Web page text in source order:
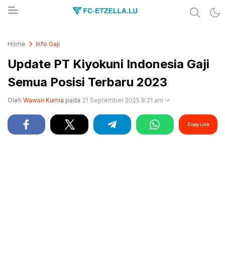
Home Info Gaji
Update PT Kiyokuni Indonesia Gaji
Semua Posisi Terbaru 2023
Oleh Wawan Kurnia pada 21 September 2025 8:21 am
Copy Link